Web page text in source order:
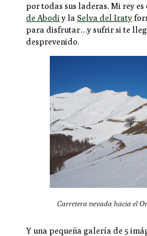
por todas sus laderas. Mi rey es
de Abodi y la Selva del Iraty
para disfrutar…y sufrir si te
desprevenido.
Carretera nevada hacia el
Y una pequeña galería de 5